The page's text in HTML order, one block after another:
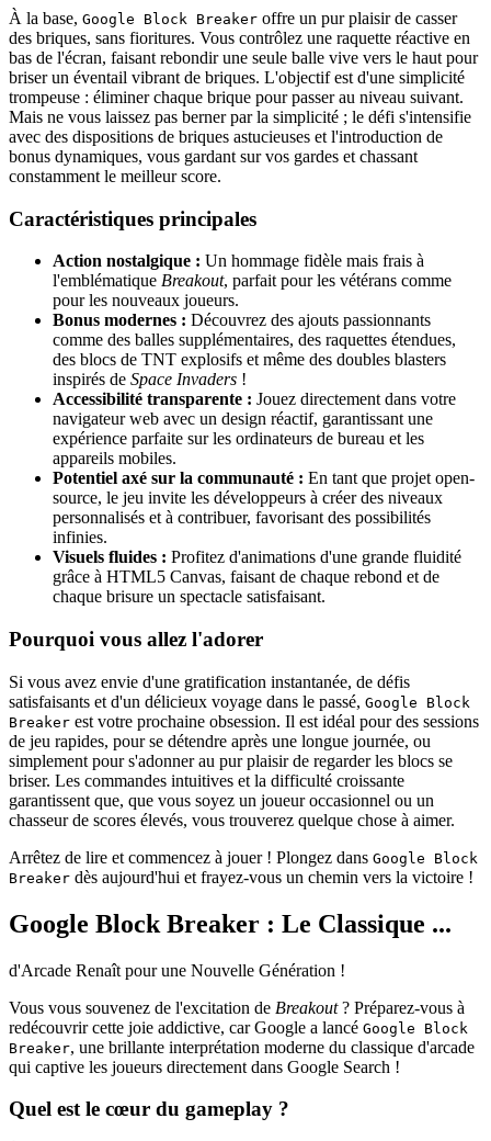
À la base, Google Block Breaker offre un pur plaisir de casser
des briques, sans fioritures. Vous contrôlez une raquette réactive en
bas de l'écran, faisant rebondir une seule balle vive vers le haut pour
briser un éventail vibrant de briques. L'objectif est d'une simplicité
trompeuse : éliminer chaque brique pour passer au niveau suivant.
Mais ne vous laissez pas berner par la simplicité ; le défi s'intensifie
avec des dispositions de briques astucieuses et l'introduction de
bonus dynamiques, vous gardant sur vos gardes et chassant
constamment le meilleur score.
Caractéristiques principales
Action nostalgique : Un hommage fidèle mais frais à
l'emblématique Breakout, parfait pour les vétérans comme
pour les nouveaux joueurs.
Bonus modernes : Découvrez des ajouts passionnants
comme des balles supplémentaires, des raquettes étendues,
des blocs de TNT explosifs et même des doubles blasters
inspirés de Space Invaders !
Accessibilité transparente : Jouez directement dans votre
navigateur web avec un design réactif, garantissant une
expérience parfaite sur les ordinateurs de bureau et les
appareils mobiles.
Potentiel axé sur la communauté : En tant que projet open-
source, le jeu invite les développeurs à créer des niveaux
personnalisés et à contribuer, favorisant des possibilités
infinies.
Visuels fluides : Profitez d'animations d'une grande fluidité
grâce à HTML5 Canvas, faisant de chaque rebond et de
chaque brisure un spectacle satisfaisant.
Pourquoi vous allez l'adorer
Si vous avez envie d'une gratification instantanée, de défis
satisfaisants et d'un délicieux voyage dans le passé, Google Block
Breaker est votre prochaine obsession. Il est idéal pour des sessions
de jeu rapides, pour se détendre après une longue journée, ou
simplement pour s'adonner au pur plaisir de regarder les blocs se
briser. Les commandes intuitives et la difficulté croissante
garantissent que, que vous soyez un joueur occasionnel ou un
chasseur de scores élevés, vous trouverez quelque chose à aimer.
Arrêtez de lire et commencez à jouer ! Plongez dans Google Block
Breaker dès aujourd'hui et frayez-vous un chemin vers la victoire !
Google Block Breaker : Le Classique ...
d'Arcade Renaît pour une Nouvelle Génération !
Vous vous souvenez de l'excitation de Breakout? Préparez-vous à
redécouvrir cette joie addictive, car Google a lancé Google Block
Breaker, une brillante interprétation moderne du classique d'arcade
qui captive les joueurs directement dans Google Search !
Quel est le cœur du gameplay ?